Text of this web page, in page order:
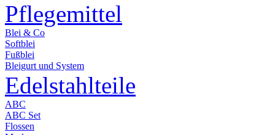
Pflegemittel
Blei & Co
Softblei
Fußblei
Bleigurt und System
Edelstahlteile
ABC
ABC Set
Flossen